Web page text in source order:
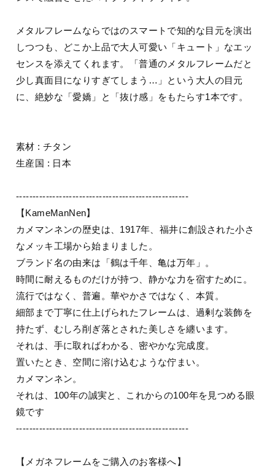
メタルフレームならではのスマートで知的な目元を演出
しつつも、どこか上品で大人可愛い「キュート」なエッ
センスを添えてくれます。「普通のメタルフレームだと
少し真面目になりすぎてしまう…」という大人の目元
に、絶妙な「愛嬌」と「抜け感」をもたらす1本です。
素材 : チタン
生産国 : 日本
----------------------------------------------------
【KameManNen】
カメマンネンの歴史は、1917年、福井に創設された小さ
なメッキ工場から始まりました。
ブランド名の由来は「鶴は千年、亀は万年」。
時間に耐えるものだけが持つ、静かな力を宿すために。
流行ではなく、普遍。華やかさではなく、本質。
細部まで丁寧に仕上げられたフレームは、過剰な装飾を
持たず、むしろ削ぎ落とされた美しさを纏います。
それは、手に取ればわかる、密やかな完成度。
置いたとき、空間に溶け込むような佇まい。
カメマンネン。
それは、100年の誠実と、これからの100年を見つめる眼
鏡です
----------------------------------------------------
【メガネフレームをご購入のお客様へ】